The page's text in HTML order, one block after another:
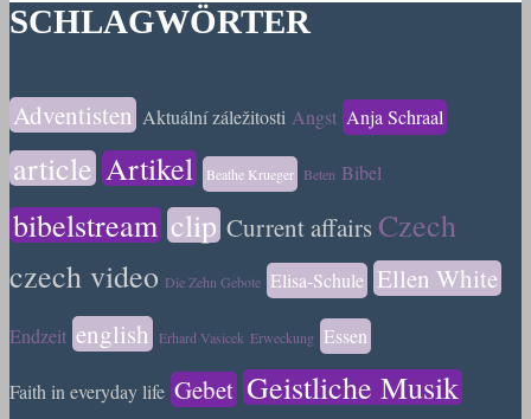
SCHLAGWÖRTER
Adventisten Aktuální záležitosti Angst Anja Schraal
article Artikel Beathe Krueger Beten Bibel
bibelstream clip Current affairs Czech
czech video Die Zehn Gebote Elisa-Schule Ellen White
Endzeit english Erhard Vasicek Erweckung Essen
Faith in everyday life Gebet Geistliche Musik